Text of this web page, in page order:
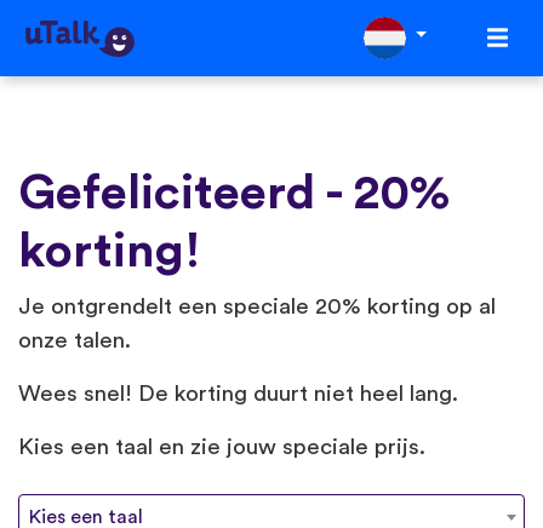
Gefeliciteerd - 20%
korting!
Je ontgrendelt een speciale 20% korting op al
onze talen.
Wees snel! De korting duurt niet heel lang.
Kies een taal en zie jouw speciale prijs.
Kies een taal